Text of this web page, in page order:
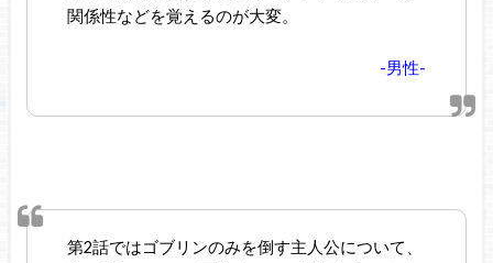
関係性などを覚えるのが大変。
-男性-
第2話ではゴブリンのみを倒す主人公について、